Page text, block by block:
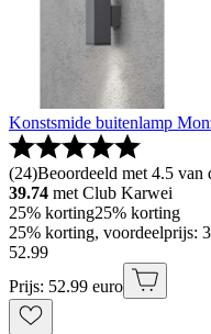
Konstsmide buitenlamp
(24)Beoordeeld met 4.5 van
39.74 met Club Karwei
25% korting25% korting
25% korting, voordeelprijs:
52.99
Prijs: 52.99 euro